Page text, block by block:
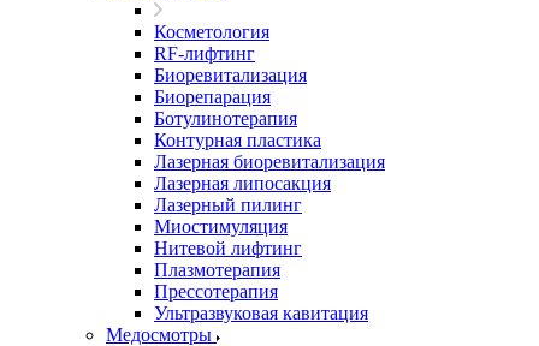
Косметология
RF-лифтинг
Биоревитализация
Биорепарация
Ботулинотерапия
Контурная пластика
Лазерная биоревитализация
Лазерная липосакция
Лазерный пилинг
Миостимуляция
Нитевой лифтинг
Плазмотерапия
Прессотерапия
Ультразвуковая кавитация
Медосмотры